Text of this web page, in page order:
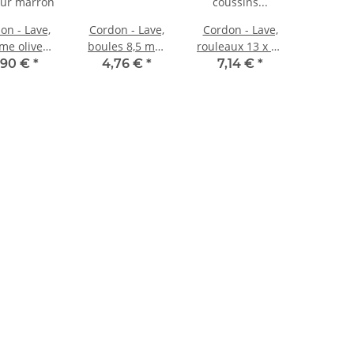
- Lave,
olive
mm
€ *
Cordon - Lave,
boules 8,5 mm
noir, longueur
4,76 € *
Cordon - Lave,
rouleaux 13 x 18
mm marron,
7,14 € *